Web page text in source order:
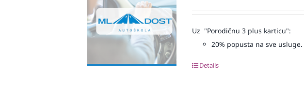
Uz "Porodičnu 3 plus karticu":
20% popusta na sve usluge.
Details